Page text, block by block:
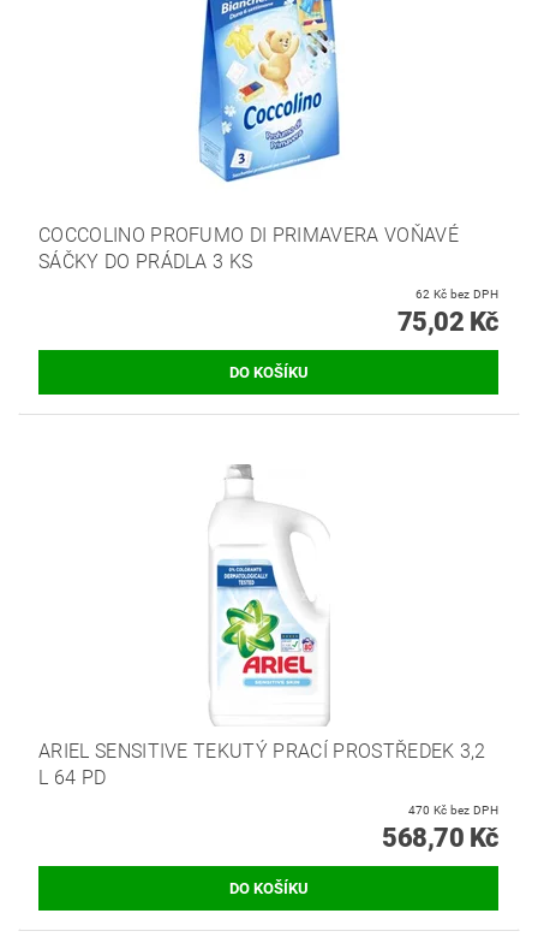
COCCOLINO PROFUMO DI PRIMAVERA VOŇAVÉ
SÁČKY DO PRÁDLA 3 KS
62 Kč bez DPH
75,02 Kč
ARIEL SENSITIVE TEKUTÝ PRACÍ PROSTŘEDEK 3,2
L 64 PD
470 Kč bez DPH
568,70 Kč